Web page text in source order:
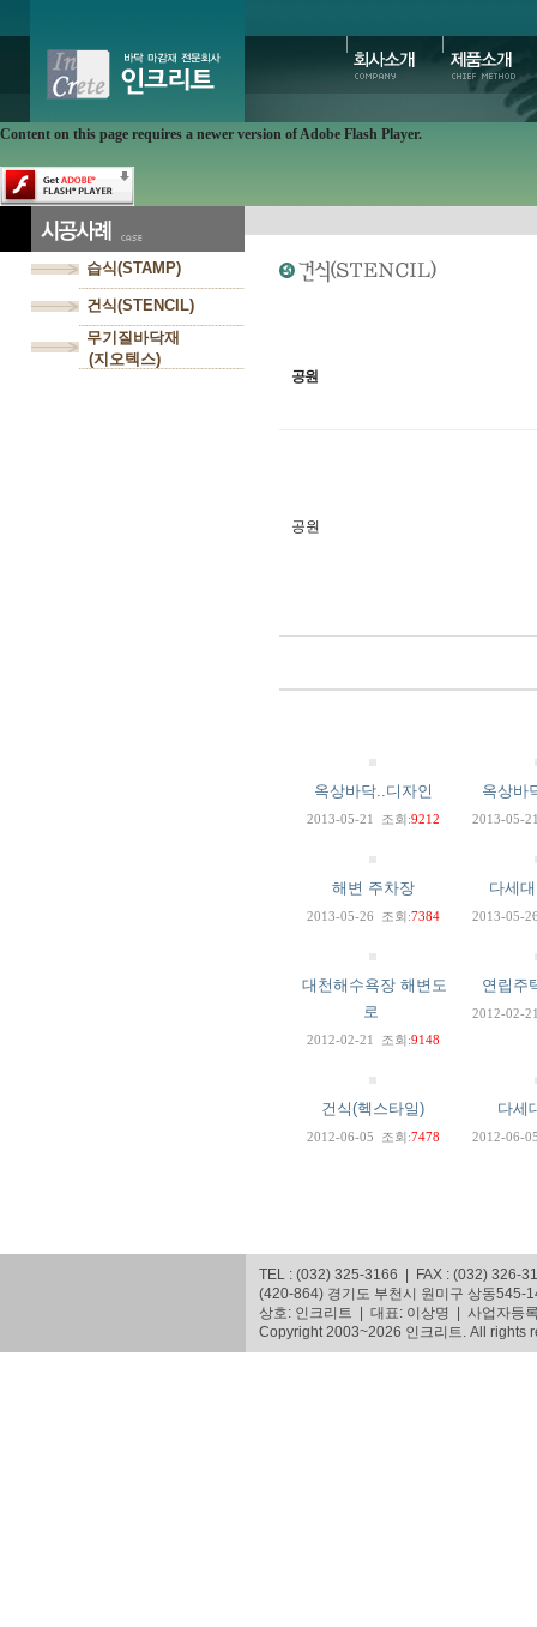
Content on this page requires a newer version of Adobe Flash Player.
습식(STAMP)
건식(STENCIL)
무기질바닥재
(지오텍스)
공원
공원
옥상바닥..디자인
2013-05-21 조회:9212
옥상바
2013-05-
해변 주차장
2013-05-26 조회:7384
다세
2013-05-
대천해수욕장 해변도
로
2012-02-21 조회:9148
연립주
2012-02-
건식(헥스타일)
2012-06-05 조회:7478
다세
2012-06-
TEL : (032) 325-3166 | FAX : (032) 326-
(420-864) 경기도 부천시 원미구 상동545-
상호: 인크리트 | 대표: 이상명 | 사업자등
Copyright 2003~2026 인크리트. All